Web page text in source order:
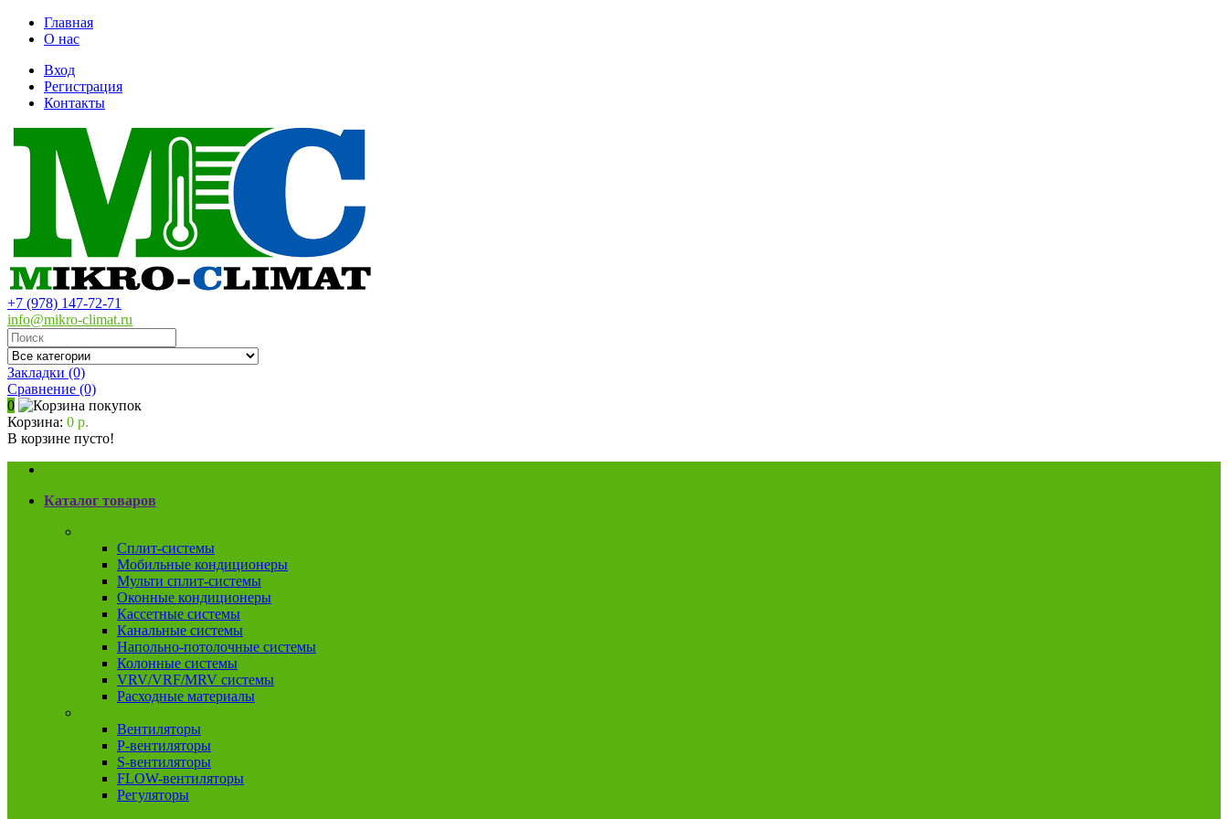
Главная
О нас
Вход
Регистрация
Контакты
+7 (978) 147-72-71
info@mikro-climat.ru
Закладки (0)
Сравнение (0)
0
Корзина: 0 р.
В корзине пусто!
Каталог товаров
Сплит-системы
Мобильные кондиционеры
Мульти сплит-системы
Оконные кондиционеры
Кассетные системы
Канальные системы
Напольно-потолочные системы
Колонные системы
VRV/VRF/MRV системы
Расходные материалы
Вентиляторы
P-вентиляторы
S-вентиляторы
FLOW-вентиляторы
Регуляторы